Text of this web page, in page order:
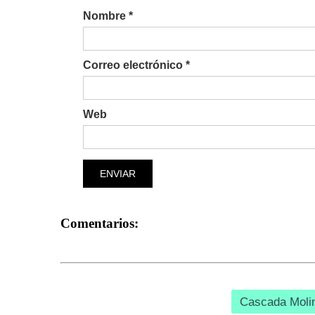
Nombre *
Correo electrónico *
Web
ENVIAR
Comentarios:
Cascada